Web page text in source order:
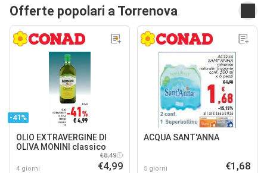
Offerte popolari a Torrenova
-41%
OLIO EXTRAVERGINE DI
OLIVA MONINI classico
4 giorni
€8,49
€4,99
ACQUA SANT'ANNA
5 giorni €1,68